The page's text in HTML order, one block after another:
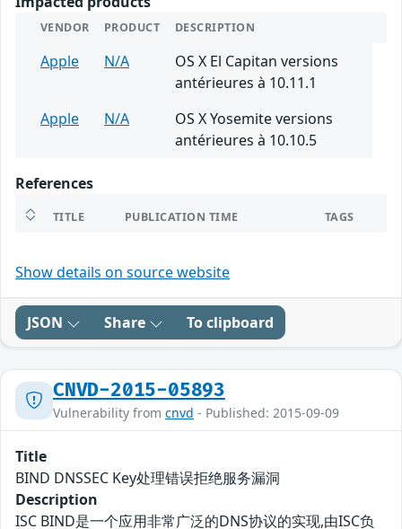
VENDOR PRODUCT DESCRIPTION
Apple N/A
OS X El Capitan versions
antérieures à 10.11.1
Apple
N/A
OS X Yosemite versions
antérieures à 10.10.5
References
TITLE PUBLICATION TIME TAGS
Show details on source website
JSON Share To clipboard
CNVD-2015-05893
Vulnerability from cnvd - Published: 2015-09-09
Title
BIND DNSSEC Key处理错误拒绝服务漏洞
Description
ISC BIND是一个应用非常广泛的DNS协议的实现,由ISC负